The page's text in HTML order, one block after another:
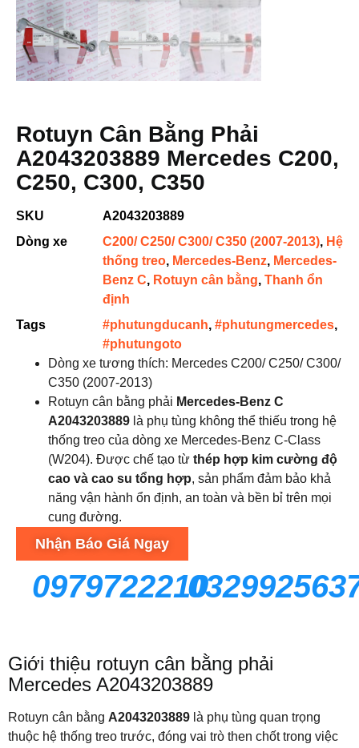
Rotuyn Cân Bằng Phải
A2043203889 Mercedes C200,
C250, C300, C350
SKU
A2043203889
Dòng xe
C200/ C250/ C300/ C350 (2007-2013), Hệ
thống treo, Mercedes-Benz, Mercedes-
Benz C, Rotuyn cân bằng, Thanh ổn
định
Tags
#phutungducanh, #phutungmercedes,
#phutungoto
Dòng xe tương thích: Mercedes C200/ C250/ C300/
C350 (2007-2013)
Rotuyn cân bằng phải Mercedes-Benz C
A2043203889 là phụ tùng không thể thiếu trong hệ
thống treo của dòng xe Mercedes-Benz C-Class
(W204). Được chế tạo từ thép hợp kim cường độ
cao và cao su tổng hợp, sản phẩm đảm bảo khả
năng vận hành ổn định, an toàn và bền bỉ trên mọi
cung đường.
Nhận Báo Giá Ngay
0979722210
Giới thiệu rotuyn cân bằng phải
Mercedes A2043203889
Rotuyn cân bằng A2043203889 là phụ tùng quan trọng
thuộc hệ thống treo trước, đóng vai trò then chốt trong việc